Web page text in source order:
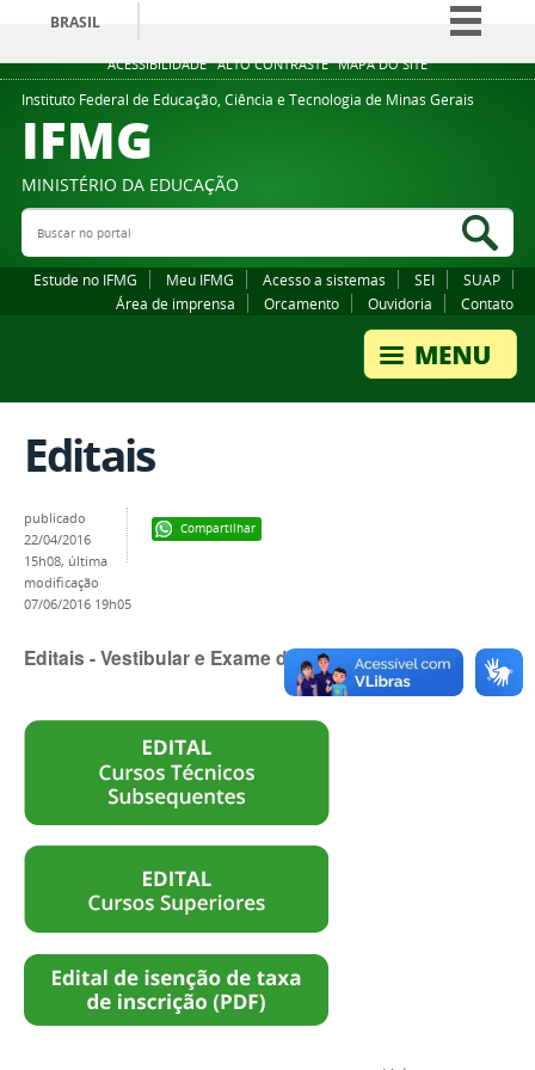
ACESSIBILIDADE ALTO CONTRASTE MAPA DO SITE
BRASIL
Simplifique!
Comunica BR
Legislação
Instituto Federal de Educação, Ciência e Tecnologia de Minas Gerais
IFMG
MINISTÉRIO DA EDUCAÇÃO
Buscar no portal
Estude no IFMG Meu IFMG Acesso a sistemas SEI
SUAP
Área de imprensa
Orcamento Ouvidoria Contato
Editais
Compartilhar
publicado
22/04/2016
15h08, última
modificação
07/06/2016 19h05
Editais - Vestibular e Exame de Seleção 2016/2